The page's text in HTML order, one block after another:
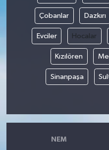
Çobanlar Dazkırı
Evciler Hocalar
Kızılören
Sinanpaşa
NEM